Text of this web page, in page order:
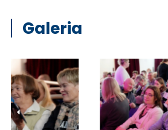
Galeria